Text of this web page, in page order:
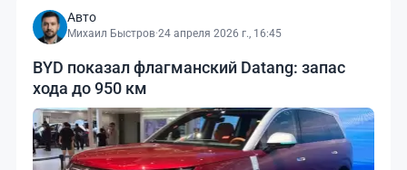
Авто
Михаил Быстров·24 апреля 2026 г., 16:45
BYD показал флагманский Datang: запас
хода до 950 км